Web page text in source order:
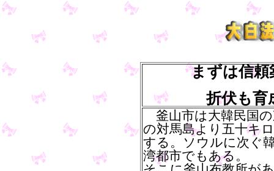
まずは信頼
折伏も育
釜山市は大韓民国
の対馬島より五十キ
する。ソウルに次ぐ
湾都市でもある。